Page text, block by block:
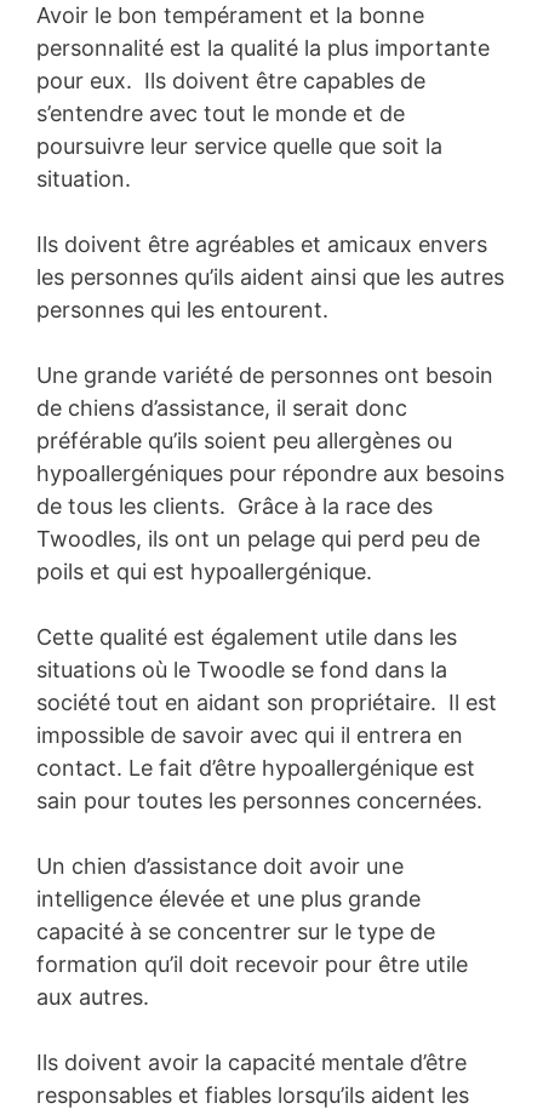
Avoir le bon tempérament et la bonne
personnalité est la qualité la plus importante
pour eux. Ils doivent être capables de
s’entendre avec tout le monde et de
poursuivre leur service quelle que soit la
situation.
Ils doivent être agréables et amicaux envers
les personnes qu’ils aident ainsi que les autres
personnes qui les entourent.
Une grande variété de personnes ont besoin
de chiens d’assistance, il serait donc
préférable qu’ils soient peu allergènes ou
hypoallergéniques pour répondre aux besoins
de tous les clients. Grâce à la race des
Twoodles, ils ont un pelage qui perd peu de
poils et qui est hypoallergénique.
Cette qualité est également utile dans les
situations où le Twoodle se fond dans la
société tout en aidant son propriétaire. Il est
impossible de savoir avec qui il entrera en
contact. Le fait d’être hypoallergénique est
sain pour toutes les personnes concernées.
Un chien d’assistance doit avoir une
intelligence élevée et une plus grande
capacité à se concentrer sur le type de
formation qu’il doit recevoir pour être utile
aux autres.
Ils doivent avoir la capacité mentale d’être
responsables et fiables lorsqu’ils aident les